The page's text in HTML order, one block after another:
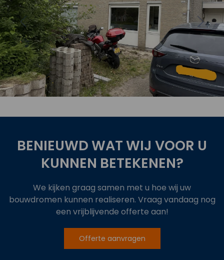
Bekijk
BENIEUWD WAT WIJ VOOR U
KUNNEN BETEKENEN?
We kijken graag samen met u hoe wij uw
bouwdromen kunnen realiseren. Vraag vandaag nog
een vrijblijvende offerte aan!
Offerte aanvragen